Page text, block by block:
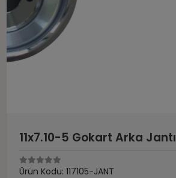
11x7.10-5 Gokart Arka Jantı
Ürün Kodu: 117105-JANT